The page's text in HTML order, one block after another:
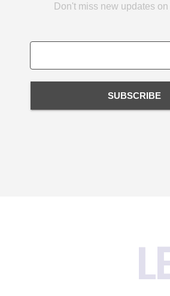
Don't miss new updates on
SUBSCRIBE